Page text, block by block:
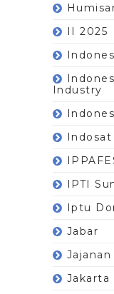
II 2025
Industry
Indosat
IPTI
Iptu
Jabar
Jajanan
Jakarta